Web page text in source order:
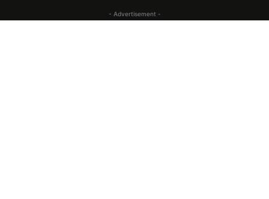
- Advertisement -